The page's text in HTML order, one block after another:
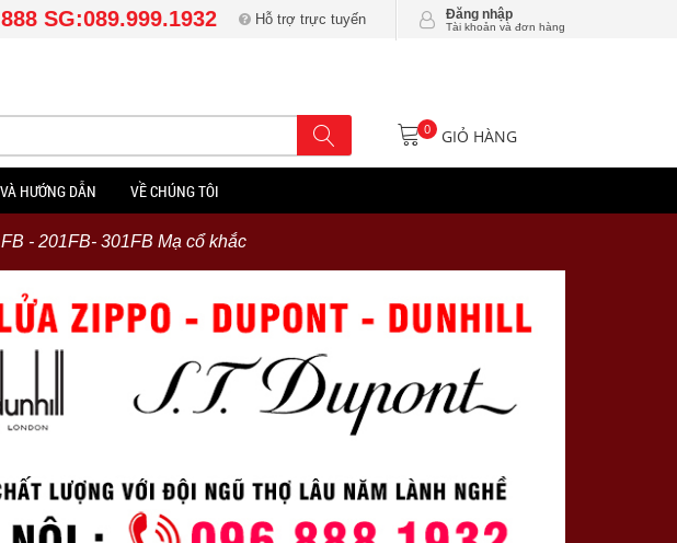
SG:089.999.1932 Hỗ trợ trực tuyến Đăng nhập
Tài khoản và đơn hàng
0 GIỎ HÀNG
HƯỚNG DẪN VỀ CHÚNG TÔI
- 201FB- 301FB Mạ cổ khắc